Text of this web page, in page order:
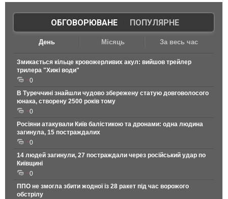
ОБГОВОРЮВАНЕ| ПОПУЛЯРНЕ
День Місяць За весь час
Змикається кільце кровожерливих акул: вийшов трейлер
трилера "Хижі води"
0
В Туреччині знайшли чудово збережену статую довговолосого
юнака, створену 2500 років тому
0
Росіяни атакували Київ балістикою та дронами: одна людина
загинула, 15 постраждалих
0
14 людей загинули, 27 постраждали через російський удар по
Київщині
0
ППО не змогла збити жодної із 28 ракет під час ворожого
обстрілу